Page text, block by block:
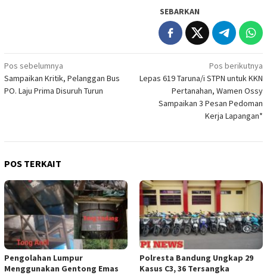
SEBARKAN
Navigasi
pos
Pos sebelumnya
Sampaikan Kritik, Pelanggan Bus
PO. Laju Prima Disuruh Turun
Pos berikutnya
Lepas 619 Taruna/i STPN untuk KKN
Pertanahan, Wamen Ossy
Sampaikan 3 Pesan Pedoman
Kerja Lapangan*
POS TERKAIT
Pengolahan Lumpur
Menggunakan Gentong Emas
Polresta Bandung Ungkap 29
Kasus C3, 36 Tersangka